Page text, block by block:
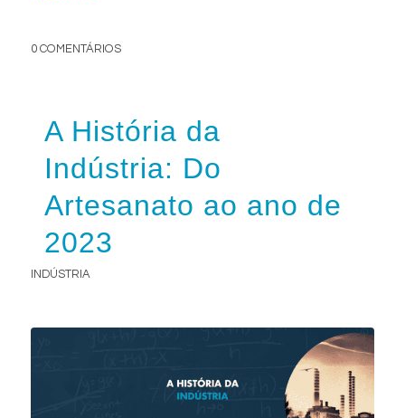
0 COMENTÁRIOS
A História da
Indústria: Do
Artesanato ao ano de
2023
INDÚSTRIA